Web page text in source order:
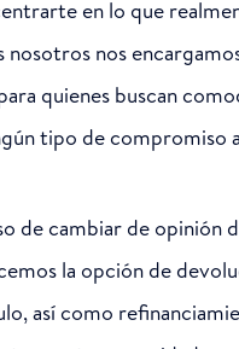
en lo que
nos
quienes buscan
tipo de compromiso
de cambiar de opinión
la opción de
así como